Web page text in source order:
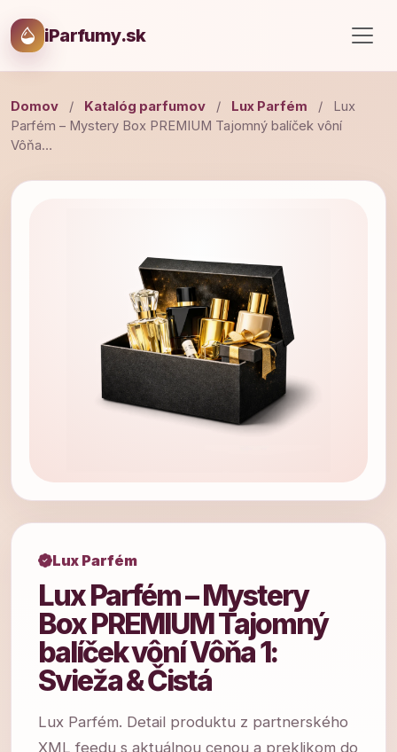
iParfumy.sk
Domov / Katalóg parfumov / Lux Parfém /
Lux
Parfém – Mystery Box PREMIUM Tajomný balíček vôní
Vôňa…
Lux Parfém
Lux Parfém – Mystery
Box PREMIUM Tajomný
balíček vôní Vôňa 1:
Svieža & Čistá
Lux Parfém. Detail produktu z partnerského
XML feedu s aktuálnou cenou a preklikom do